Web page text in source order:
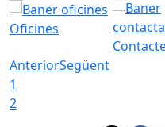
Oficines
AnteriorSegüent
1
2